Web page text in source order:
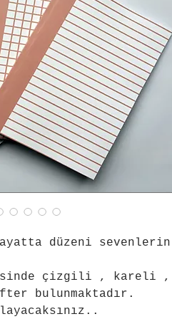
düzeni sevenlerin
çizgili , kareli ,
bulunmaktadır.